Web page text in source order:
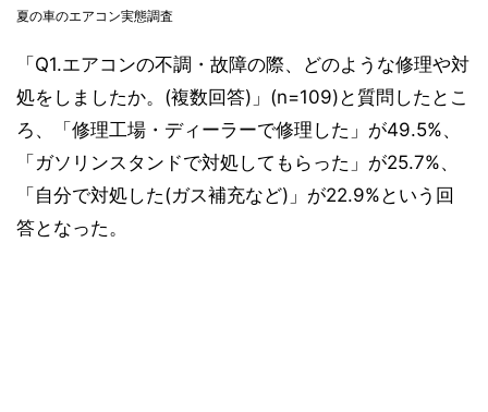
夏の車のエアコン実態調査
「Q1.エアコンの不調・故障の際、どのような修理や対
処をしましたか。(複数回答)」(n=109)と質問したとこ
ろ、「修理工場・ディーラーで修理した」が49.5%、
「ガソリンスタンドで対処してもらった」が25.7%、
「自分で対処した(ガス補充など)」が22.9%という回
答となった。